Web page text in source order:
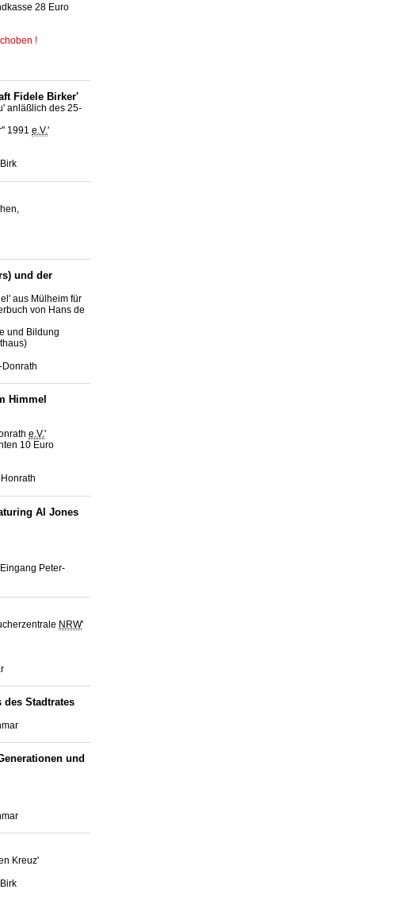
28 Euro
!
Fidele Birker'
anläßlich des 25-
1991 e.V.'
und der
aus Mülheim für
von Hans de
und Bildung
Himmel
e.V.'
10 Euro
Al Jones
Peter-
NRW'
Stadtrates
und
Kreuz'